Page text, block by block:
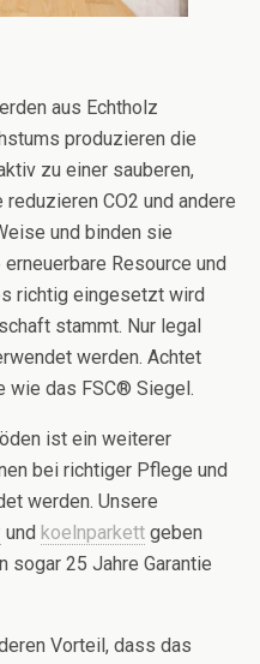
aus Echtholz
produzieren die
zu einer sauberen,
CO2 und andere
und binden sie
Resource und
richtig eingesetzt wird
stammt. Nur legal
werden. Achtet
wie das FSC® Siegel.
ist ein weiterer
bei richtiger Pflege und
werden. Unsere
und koelnparkett geben
sogar 25 Jahre Garantie
Vorteil, dass das